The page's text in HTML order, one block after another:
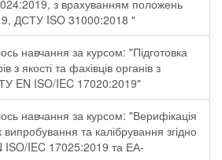
з врахуванням положень
ДСТУ ISO 31000:2018 "
навчання за курсом: "Підготовка
з якості та фахівців органів з
EN ISO/IEC 17020:2019"
навчання за курсом: "Верифікація
випробування та калібрування згідно
IEC 17025:2019 та ЕА-